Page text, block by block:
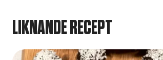
LIKNANDE RECEPT